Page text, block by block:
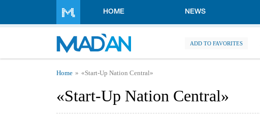
HOME NEWS
ADD TO FAVORITES
You are here
Home «Start-Up Nation Central»
«Start-Up Nation Central»